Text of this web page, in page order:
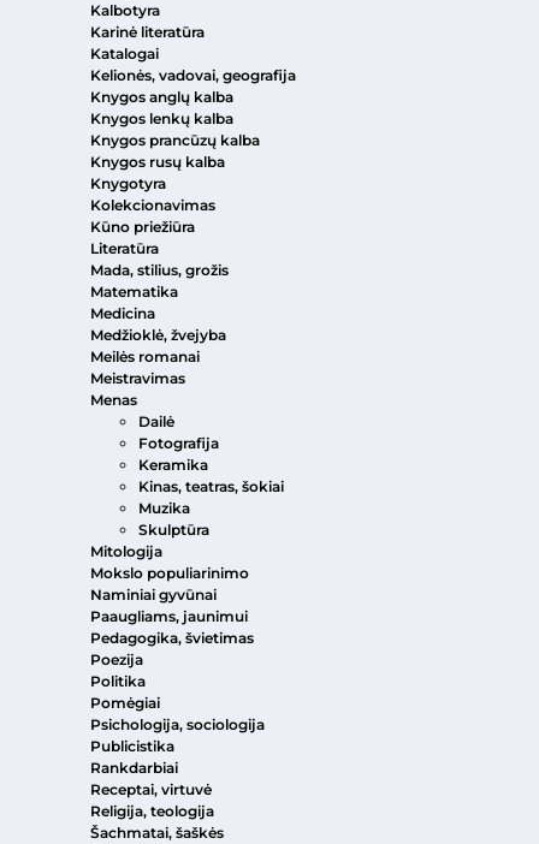
Kalbotyra
Karinė literatūra
Katalogai
Kelionės, vadovai, geografija
Knygos anglų kalba
Knygos lenkų kalba
Knygos prancūzų kalba
Knygos rusų kalba
Knygotyra
Kolekcionavimas
Kūno priežiūra
Literatūra
Mada, stilius, grožis
Matematika
Medicina
Medžioklė, žvejyba
Meilės romanai
Meistravimas
Menas
Dailė
Fotografija
Keramika
Kinas, teatras, šokiai
Muzika
Skulptūra
Mitologija
Mokslo populiarinimo
Naminiai gyvūnai
Paaugliams, jaunimui
Pedagogika, švietimas
Poezija
Politika
Pomėgiai
Psichologija, sociologija
Publicistika
Rankdarbiai
Receptai, virtuvė
Religija, teologija
Šachmatai, šaškės